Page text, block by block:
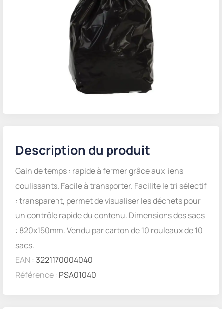
Description du produit
Gain de temps : rapide à fermer grâce aux liens
coulissants. Facile à transporter. Facilite le tri sélectif
: transparent, permet de visualiser les déchets pour
un contrôle rapide du contenu. Dimensions des sacs
: 820x150mm. Vendu par carton de 10 rouleaux de 10
sacs.
EAN : 3221170004040
Référence : PSA01040